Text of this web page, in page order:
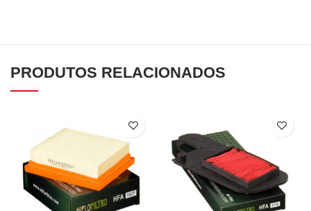
PRODUTOS RELACIONADOS